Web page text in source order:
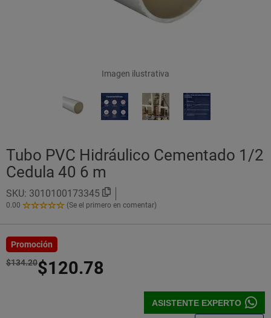
Imagen ilustrativa
Tubo PVC Hidráulico Cementado 1/2
Cedula 40 6 m
SKU: 3010100173345
0.00
0.00
Estrellas!
(Se el primero en comentar)
Promoción
$134.20$120.78
ASISTENTE EXPERTO